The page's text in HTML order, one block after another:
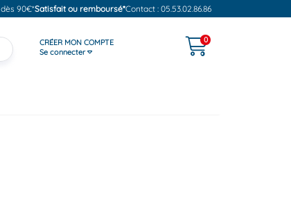
dès 90€*Satisfait ou remboursé*Contact : 05.53.02.86.86
CRÉER MON COMPTE
Se connecter
0